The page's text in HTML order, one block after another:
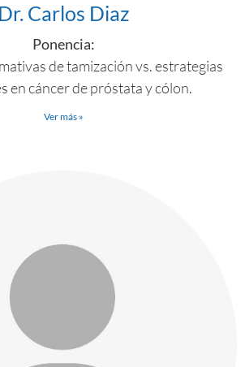
Dr. Carlos Diaz
Ponencia:
de tamización vs. estrategias
en cáncer de próstata y cólon.
Ver más »